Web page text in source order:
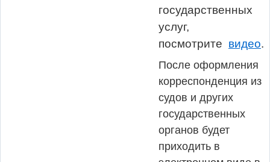
государственных
услуг,
посмотрите видео.
После оформления
корреспонденция из
судов и других
государственных
органов будет
приходить в